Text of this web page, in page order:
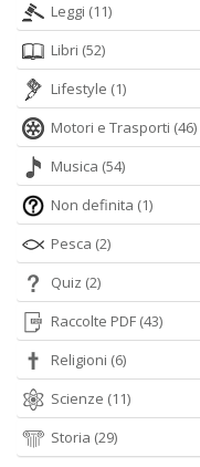
Leggi (11)
Libri (52)
Lifestyle (1)
Motori e Trasporti (46)
Musica (54)
Non definita (1)
Pesca (2)
Quiz (2)
Raccolte PDF (43)
Religioni (6)
Scienze (11)
Storia (29)